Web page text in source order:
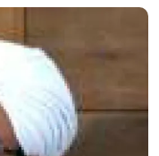
الصورة